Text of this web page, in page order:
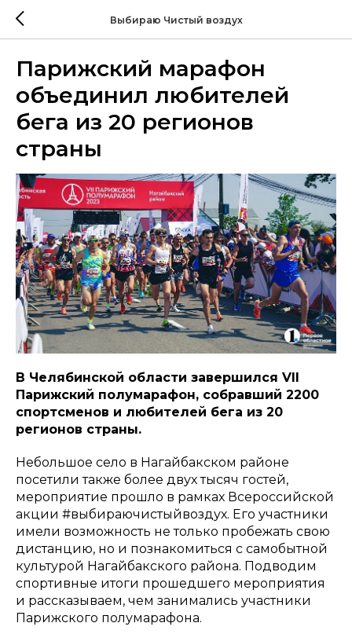
Выбираю Чистый воздух
Парижский марафон
объединил любителей
бега из 20 регионов
страны
В Челябинской области завершился VII
Парижский полумарафон, собравший 2200
спортсменов и любителей бега из 20
регионов страны.
Небольшое село в Нагайбакском районе
посетили также более двух тысяч гостей,
мероприятие прошло в рамках Всероссийской
акции #выбираючистыйвоздух. Его участники
имели возможность не только пробежать свою
дистанцию, но и познакомиться с самобытной
культурой Нагайбакского района. Подводим
спортивные итоги прошедшего мероприятия
и рассказываем, чем занимались участники
Парижского полумарафона.